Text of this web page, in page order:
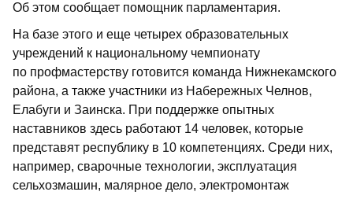
Об этом сообщает помощник парламентария.
На базе этого и еще четырех образовательных
учреждений к национальному чемпионату
по профмастерству готовится команда Нижнекамского
района, а также участники из Набережных Челнов,
Елабуги и Заинска. При поддержке опытных
наставников здесь работают 14 человек, которые
представят республику в 10 компетенциях. Среди них,
например, сварочные технологии, эксплуатация
сельхозмашин, малярное дело, электромонтаж